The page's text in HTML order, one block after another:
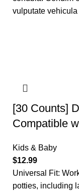
vulputate
[30 Counts]
Compatible
Kids & Baby
$12.99
Universal Fit:
potties, including